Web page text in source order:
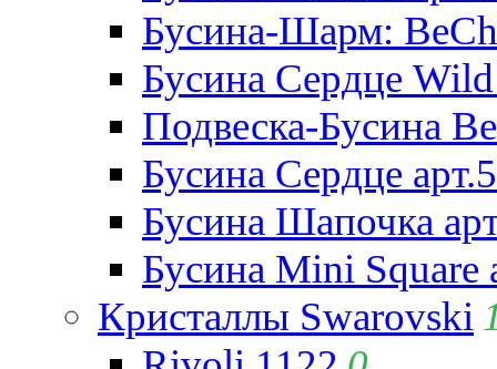
Бусина-Шарм:
Бусина Сердце
Подвеска-Бусина
Бусина Сердце
Бусина Шапочка
Бусина Mini Square
Кристаллы Swarovski